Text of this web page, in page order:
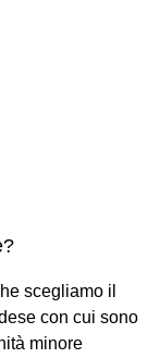
scegliamo il
con cui sono
minore